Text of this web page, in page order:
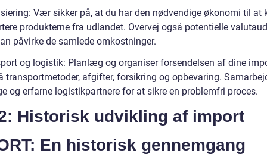
Vær sikker på, at du har den nødvendige økonomi til at
produkterne fra udlandet. Overvej også potentielle
påvirke de samlede omkostninger.
og logistik: Planlæg og organiser forsendelsen af dine
transportmetoder, afgifter, forsikring og opbevaring.
og erfarne logistikpartnere for at sikre en problemfri proces.
Historisk udvikling af import
En historisk gennemgang